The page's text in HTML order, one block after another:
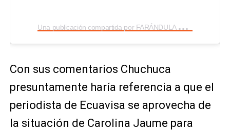
U
na publicación compartida por FARÁNDULA ECUADOR (@faranduladatos)
Con sus comentarios Chuchuca
presuntamente haría referencia a que el
periodista de Ecuavisa se aprovecha de
la situación de Carolina Jaume para